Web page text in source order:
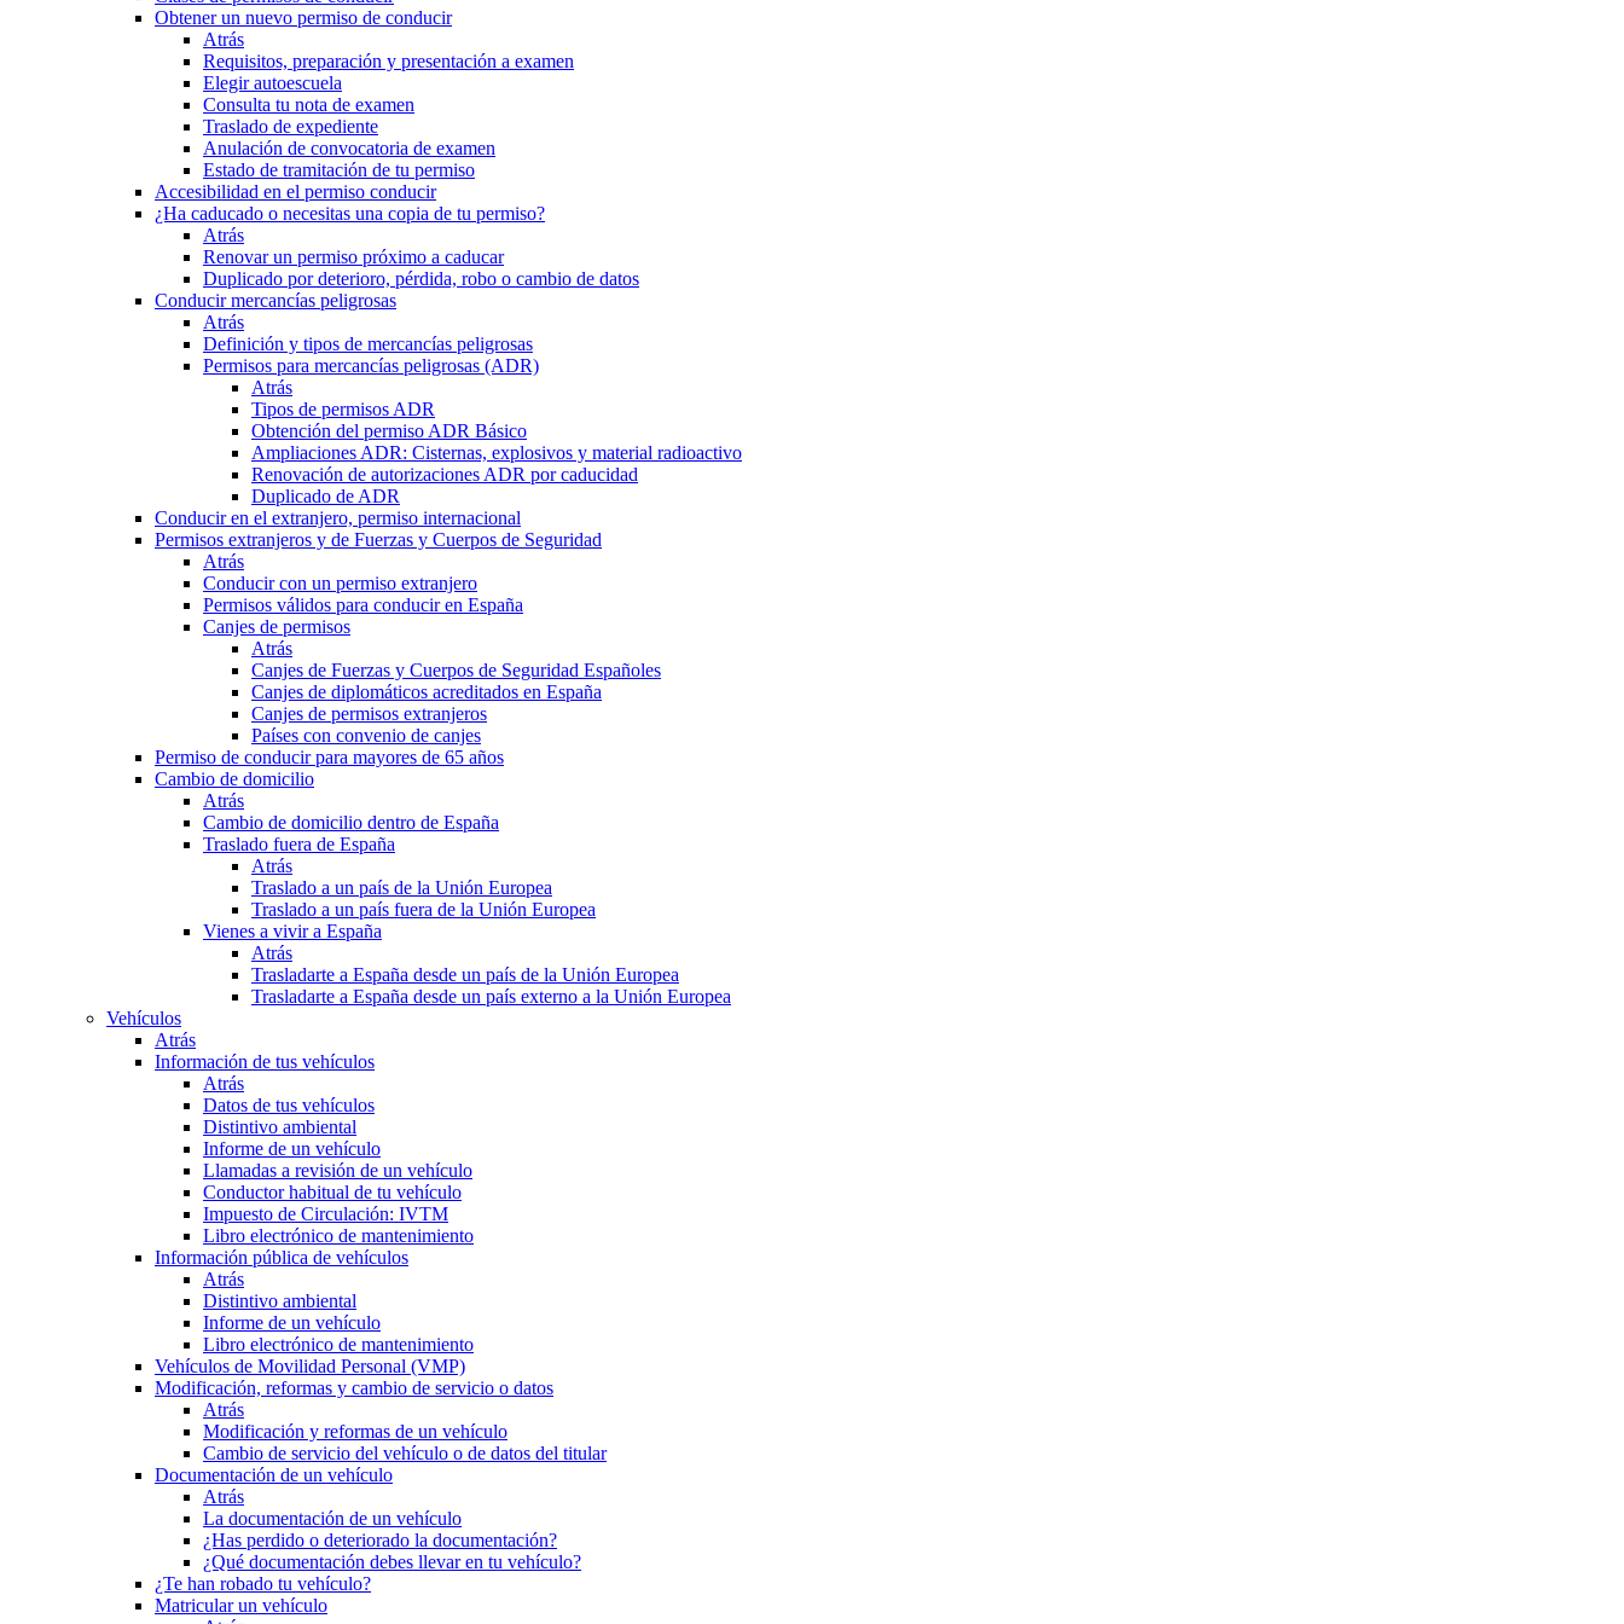
Obtener un nuevo permiso de conducir
Atrás
Requisitos, preparación y presentación a examen
Elegir autoescuela
Consulta tu nota de examen
Traslado de expediente
Anulación de convocatoria de examen
Estado de tramitación de tu permiso
Accesibilidad en el permiso conducir
¿Ha caducado o necesitas una copia de tu permiso?
Atrás
Renovar un permiso próximo a caducar
Duplicado por deterioro, pérdida, robo o cambio de datos
Conducir mercancías peligrosas
Atrás
Definición y tipos de mercancías peligrosas
Permisos para mercancías peligrosas (ADR)
Atrás
Tipos de permisos ADR
Obtención del permiso ADR Básico
Ampliaciones ADR: Cisternas, explosivos y material radioactivo
Renovación de autorizaciones ADR por caducidad
Duplicado de ADR
Conducir en el extranjero, permiso internacional
Permisos extranjeros y de Fuerzas y Cuerpos de Seguridad
Atrás
Conducir con un permiso extranjero
Permisos válidos para conducir en España
Canjes de permisos
Atrás
Canjes de Fuerzas y Cuerpos de Seguridad Españoles
Canjes de diplomáticos acreditados en España
Canjes de permisos extranjeros
Países con convenio de canjes
Permiso de conducir para mayores de 65 años
Cambio de domicilio
Atrás
Cambio de domicilio dentro de España
Traslado fuera de España
Atrás
Traslado a un país de la Unión Europea
Traslado a un país fuera de la Unión Europea
Vienes a vivir a España
Atrás
Trasladarte a España desde un país de la Unión Europea
Trasladarte a España desde un país externo a la Unión Europea
Vehículos
Atrás
Información de tus vehículos
Atrás
Datos de tus vehículos
Distintivo ambiental
Informe de un vehículo
Llamadas a revisión de un vehículo
Conductor habitual de tu vehículo
Impuesto de Circulación: IVTM
Libro electrónico de mantenimiento
Información pública de vehículos
Atrás
Distintivo ambiental
Informe de un vehículo
Libro electrónico de mantenimiento
Vehículos de Movilidad Personal (VMP)
Modificación, reformas y cambio de servicio o datos
Atrás
Modificación y reformas de un vehículo
Cambio de servicio del vehículo o de datos del titular
Documentación de un vehículo
Atrás
La documentación de un vehículo
¿Has perdido o deteriorado la documentación?
¿Qué documentación debes llevar en tu vehículo?
¿Te han robado tu vehículo?
Matricular un vehículo